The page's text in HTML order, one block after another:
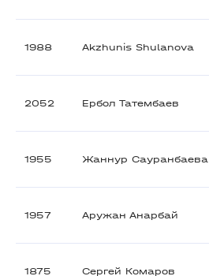
1988 Akzhunis Shulanova
2052 Ербол Татембаев
1955 Жаннур Сауранбаева
1957 Аружан Анарбай
1875 Сергей Комаров